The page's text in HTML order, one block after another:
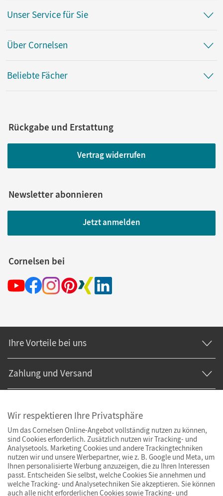
Unser Service für Sie
Über Cornelsen
Beliebte Fächer
Rückgabe und Erstattung
Vertrag widerrufen
Newsletter abonnieren
Jetzt anmelden
Cornelsen bei
Ihre Vorteile bei uns
Zahlung und Versand
Wir respektieren Ihre Privatsphäre
Um das Cornelsen Online-Angebot vollständig nutzen zu können,
sind Cookies erforderlich. Zusätzlich nutzen wir Tracking- und
Analysetools. Marketing Cookies und andere Trackingtechniken
nutzen wir und unsere Werbepartner, wie z. B. Google und Meta, um
Ihnen personalisierte Werbung anzuzeigen, die zu Ihren Interessen
passt. Entscheiden Sie selbst, welche Cookies Sie annehmen und
welche Tracking- und Analysetechniken Sie akzeptieren. Sie können
auch alle nicht erforderlichen Cookies sowie Tracking- und